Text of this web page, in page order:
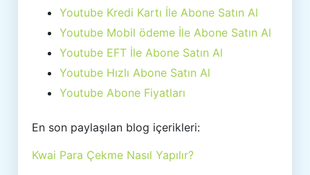
Youtube Kredi Kartı İle Abone Satın Al
Youtube Mobil ödeme İle Abone Satın Al
Youtube EFT İle Abone Satın Al
Youtube Hızlı Abone Satın Al
Youtube Abone Fiyatları
En son paylaşılan blog içerikleri:
Kwai Para Çekme Nasıl Yapılır?